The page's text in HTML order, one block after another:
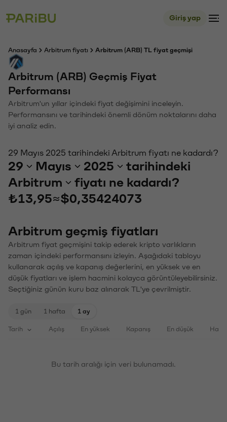
Giriş yap
Anasayfa Arbitrum fiyatı Arbitrum (ARB) TL fiyat geçmişi
Arbitrum (ARB) Geçmiş Fiyat
Performansı
Arbitrum'un yıllar içindeki fiyat değişimini inceleyin.
Performansını ve tarihindeki önemli dönüm noktalarını daha
iyi analiz edin.
29 Mayıs 2025 tarihindeki Arbitrum fiyatı ne kadardı?
29 Mayıs 2025
tarihindeki
Arbitrum
fiyatı ne kadardı?
₺13,95≈$0,35424073
Arbitrum geçmiş fiyatları
Arbitrum fiyat geçmişini takip ederek kripto varlıkların
zaman içindeki performansını izleyin. Aşağıdaki tabloyu
kullanarak açılış ve kapanış değerlerini, en yüksek ve en
düşük fiyatları ve işlem hacmini kolayca görüntüleyebilirsiniz.
Seçtiğiniz günün kuru baz alınarak TL'ye çevrilmiştir.
1 gün 1 hafta 1 ay
Tarih Açılış En yüksek Kapanış En düşük
Bu tarih aralığı için veri bulunamadı.